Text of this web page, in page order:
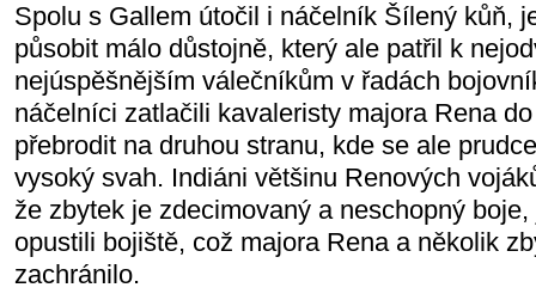
Spolu s Gallem útočil i náčelník Šílený kůň,
působit málo důstojně, který ale patřil k
nejúspěšnějším válečníkům v řadách
náčelníci zatlačili kavaleristy majora Rena
přebrodit na druhou stranu, kde se ale
vysoký svah. Indiáni většinu Renových
že zbytek je zdecimovaný a neschopný
opustili bojiště, což majora Rena a několik
zachránilo.